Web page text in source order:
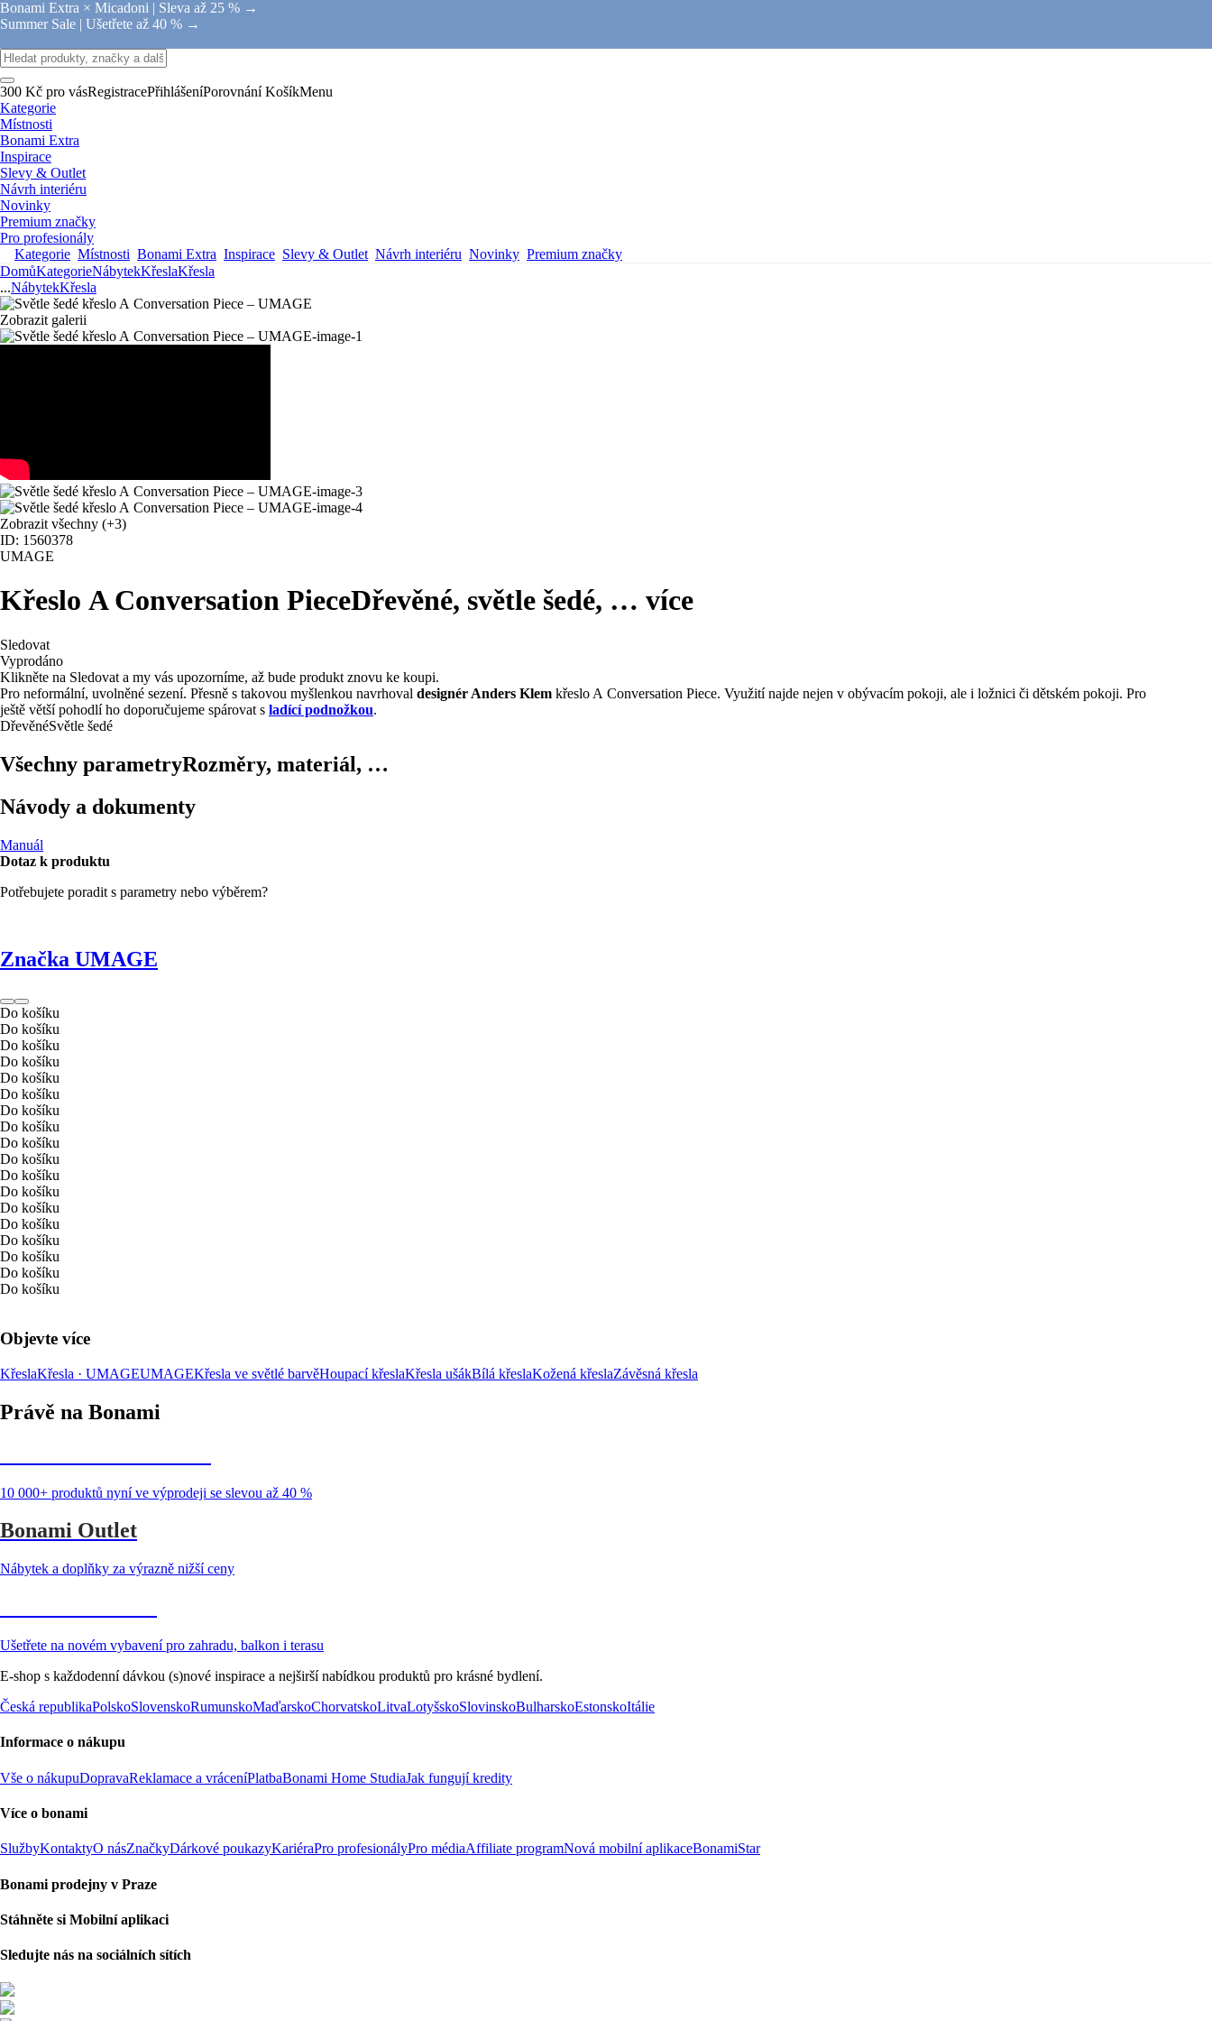
Bonami Extra × Micadoni | Sleva až 25 % →
Summer Sale | Ušetřete až 40 % →
300 Kč pro vásRegistracePřihlášeníPorovnání KošíkMenu
Kategorie
Místnosti
Bonami Extra
Inspirace
Slevy & Outlet
Návrh interiéru
Novinky
Premium značky
Pro profesionály
Kategorie Místnosti Bonami Extra Inspirace Slevy & Outlet Návrh interiéru Novinky Premium značky
DomůKategorieNábytekKřeslaKřesla
...NábytekKřesla
Zobrazit galerii
Zobrazit všechny (+3)
ID: 1560378
UMAGE
Křeslo A Conversation PieceDřevěné, světle šedé, … více
Sledovat
Vyprodáno
Klikněte na Sledovat a my vás upozorníme, až bude produkt znovu ke koupi.
Pro neformální, uvolněné sezení. Přesně s takovou myšlenkou navrhoval designér Anders Klem křeslo A Conversation Piece. Využití najde nejen v obývacím pokoji, ale i ložnici či dětském pokoji. Pro
ještě větší pohodlí ho doporučujeme spárovat s ladící podnožkou.
DřevěnéSvětle šedé
Všechny parametryRozměry, materiál, …
Návody a dokumenty
Manuál
Dotaz k produktu
Potřebujete poradit s parametry nebo výběrem?
Značka UMAGE
Do košíku
Do košíku
Do košíku
Do košíku
Do košíku
Do košíku
Do košíku
Do košíku
Do košíku
Do košíku
Do košíku
Do košíku
Do košíku
Do košíku
Do košíku
Do košíku
Do košíku
Do košíku
Objevte více
KřeslaKřesla · UMAGEUMAGEKřesla ve světlé barvěHoupací křeslaKřesla ušákBílá křeslaKožená křeslaZávěsná křesla
Právě na Bonami
10 000+ produktů nyní ve výprodeji se slevou až 40 %
Bonami Outlet
Nábytek a doplňky za výrazně nižší ceny
Ušetřete na novém vybavení pro zahradu, balkon i terasu
E-shop s každodenní dávkou (s)nové inspirace a nejširší nabídkou produktů pro krásné bydlení.
Česká republikaPolskoSlovenskoRumunskoMaďarskoChorvatskoLitvaLotyšskoSlovinskoBulharskoEstonskoItálie
Informace o nákupu
Vše o nákupuDopravaReklamace a vráceníPlatbaBonami Home StudiaJak fungují kredity
Více o bonami
SlužbyKontaktyO násZnačkyDárkové poukazyKariéraPro profesionályPro médiaAffiliate programNová mobilní aplikaceBonamiStar
Bonami prodejny v Praze
Stáhněte si Mobilní aplikaci
Sledujte nás na sociálních sítích